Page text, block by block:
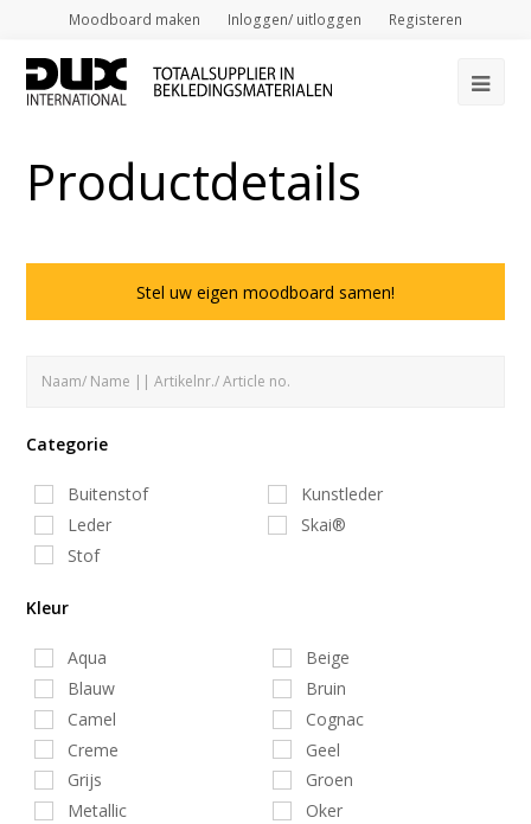
Moodboard maken Inloggen/ uitloggen Registeren
Productdetails
Stel uw eigen moodboard samen!
Categorie
Buitenstof
Kunstleder
Leder
Skai®
Stof
Kleur
Aqua
Beige
Blauw
Bruin
Camel
Cognac
Creme
Geel
Grijs
Groen
Metallic
Oker